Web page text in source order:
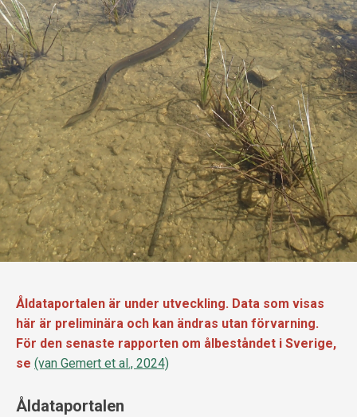
Åldataportalen är under utveckling. Data som visas
här är preliminära och kan ändras utan förvarning.
För den senaste rapporten om ålbeståndet i Sverige,
se (van Gemert et al., 2024)
Åldataportalen